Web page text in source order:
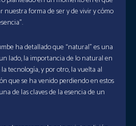
nuestra forma de ser y de vivir y cómo
ha detallado que “natural” es una
lado, la importancia de lo natural en
tecnología, y por otro, la vuelta al
que se ha venido perdiendo en estos
de las claves de la esencia de un